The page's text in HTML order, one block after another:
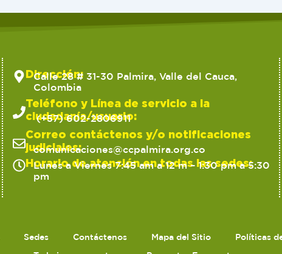
Dirección:
Calle 28 # 31-30 Palmira, Valle del Cauca,
Colombia
Teléfono y Línea de servicio a la
ciudadanía/usuario:
(+57) 602-2806911
Correo contáctenos y/o notificaciones
judiciales:
comunicaciones@ccpalmira.org.co
Horario de atención en todas las sedes:
Lunes a Viernes 7:45 am a 12 m – 1:30 pm a 5:30
pm
Sedes Contáctenos Mapa del Sitio Políticas